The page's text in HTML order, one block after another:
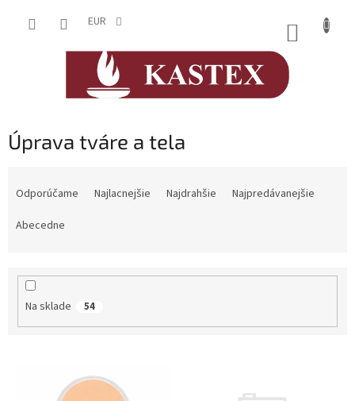
EUR
Úprava tváre a tela
Odporúčame Najlacnejšie Najdrahšie
Najpredávanejšie
Abecedne
Na sklade 54